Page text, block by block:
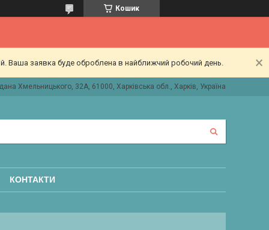
Кошик
Ваша заявка буде оброблена в найближчий робочий день.
Хмельницького, 32А, 61000, Харківська обл., Харків, Україна
КОНТАКТИ